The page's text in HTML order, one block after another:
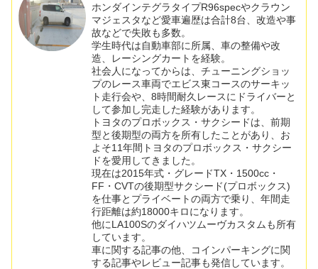
ホンダインテグラタイプR96specやクラウン
マジェスタなど愛車遍歴は合計8台、改造や事
故などで失敗も多数。
学生時代は自動車部に所属、車の整備や改
造、レーシングカートを経験。
社会人になってからは、チューニングショッ
プのレース車両でエビス東コースのサーキッ
ト走行会や、8時間耐久レースにドライバーと
して参加し完走した経験があります。
トヨタのプロボックス・サクシードは、前期
型と後期型の両方を所有したことがあり、お
よそ11年間トヨタのプロボックス・サクシー
ドを愛用してきました。
現在は2015年式・グレードTX・1500cc・
FF・CVTの後期型サクシード(プロボックス)
を仕事とプライベートの両方で乗り、年間走
行距離は約18000キロになります。
他にLA100Sのダイハツムーヴカスタムも所有
しています。
車に関する記事の他、コインパーキングに関
する記事やレビュー記事も発信しています。